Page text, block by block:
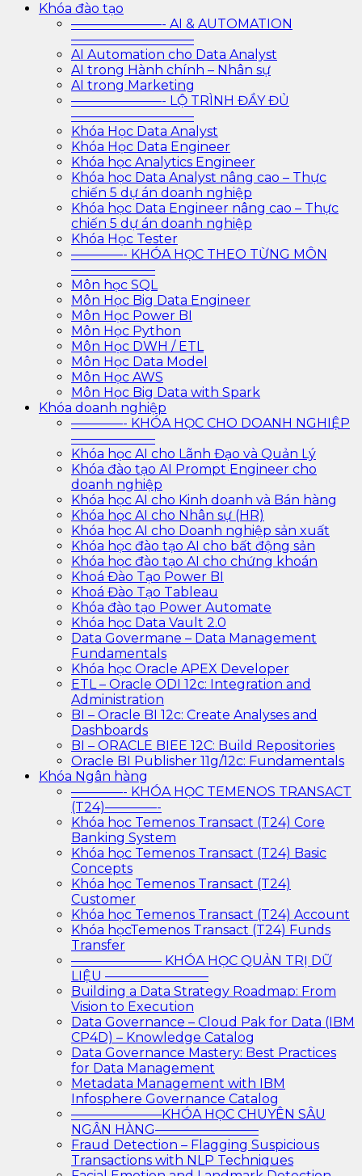
Khóa đào tạo
———————- AI & AUTOMATION
—————————–
AI Automation cho Data Analyst
AI trong Hành chính – Nhân sự
AI trong Marketing
———————- LỘ TRÌNH ĐẦY ĐỦ
—————————–
Khóa Học Data Analyst
Khóa Học Data Engineer
Khóa học Analytics Engineer
Khóa học Data Analyst nâng cao – Thực
chiến 5 dự án doanh nghiệp
Khóa học Data Engineer nâng cao – Thực
chiến 5 dự án doanh nghiệp
Khóa Học Tester
————- KHÓA HỌC THEO TỪNG MÔN
——————–
Môn học SQL
Môn Học Big Data Engineer
Môn Học Power BI
Môn Học Python
Môn Học DWH / ETL
Môn Học Data Model
Môn Học AWS
Môn Học Big Data with Spark
Khóa doanh nghiệp
————- KHÓA HỌC CHO DOANH NGHIỆP
——————–
Khóa học AI cho Lãnh Đạo và Quản Lý
Khóa đào tạo AI Prompt Engineer cho
doanh nghiệp
Khóa học AI cho Kinh doanh và Bán hàng
Khóa học AI cho Nhân sự (HR)
Khóa học AI cho Doanh nghiệp sản xuất
Khóa học đào tạo AI cho bất động sản
Khóa học đào tạo AI cho chứng khoán
Khoá Đào Tạo Power BI
Khoá Đào Tạo Tableau
Khóa đào tạo Power Automate
Khóa học Data Vault 2.0
Data Govermane – Data Management
Fundamentals
Khóa học Oracle APEX Developer
ETL – Oracle ODI 12c: Integration and
Administration
BI – Oracle BI 12c: Create Analyses and
Dashboards
BI – ORACLE BIEE 12C: Build Repositories
Oracle BI Publisher 11g/12c: Fundamentals
Khóa Ngân hàng
————- KHÓA HỌC TEMENOS TRANSACT
(T24)————-
Khóa học Temenos Transact (T24) Core
Banking System
Khóa học Temenos Transact (T24) Basic
Concepts
Khóa học Temenos Transact (T24)
Customer
Khóa học Temenos Transact (T24) Account
Khóa họcTemenos Transact (T24) Funds
Transfer
——————— KHÓA HỌC QUẢN TRỊ DỮ
LIỆU ————————
Building a Data Strategy Roadmap: From
Vision to Execution
Data Governance – Cloud Pak for Data (IBM
CP4D) – Knowledge Catalog
Data Governance Mastery: Best Practices
for Data Management
Metadata Management with IBM
Infosphere Governance Catalog
———————KHÓA HỌC CHUYÊN SÂU
NGÂN HÀNG————————
Fraud Detection – Flagging Suspicious
Transactions with NLP Techniques